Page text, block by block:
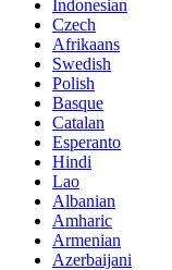
Indonesian
Czech
Afrikaans
Swedish
Polish
Basque
Catalan
Esperanto
Hindi
Lao
Albanian
Amharic
Armenian
Azerbaijani